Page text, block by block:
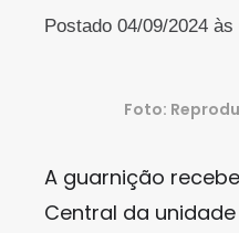
Postado 04/09/2024 às
Foto:
A guarnição
Central da